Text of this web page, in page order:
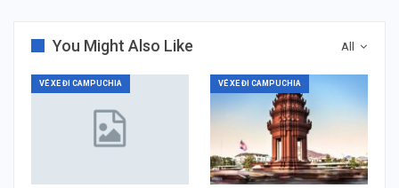
All
You Might Also Like
VÉ XE ĐI CAMPUCHIA VÉ XE ĐI CAMPUCHIA